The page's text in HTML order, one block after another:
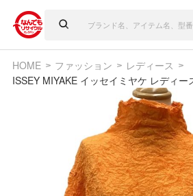
HOME ファッション
レディース
ISSEY MIYAKE イッセイミヤケ レディ